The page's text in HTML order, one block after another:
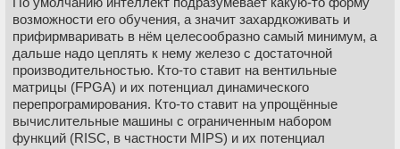
возможности его обучения, а значит захардкоживать и
прифирмваривать в нём целесообразно самый минимум, а
дальше надо цеплять к нему железо с достаточной
производительностью. Кто-то ставит на вентильные
матрицы (FPGA) и их потенциал динамического
перепрограмирования. Кто-то ставит на упрощённые
вычислительные машины с ограниченным набором
функций (RISC, в частности MIPS) и их потенциал